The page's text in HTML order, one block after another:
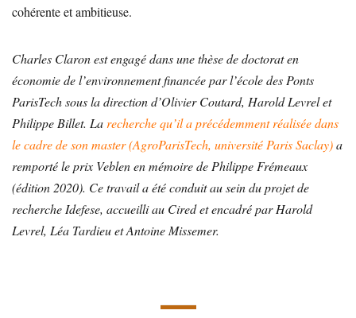
cohérente et ambitieuse.
Charles Claron est engagé dans une thèse de doctorat en
économie de l’environnement financée par l’école des Ponts
ParisTech sous la direction d’Olivier Coutard, Harold Levrel et
Philippe Billet. Larecherche qu’il a précédemment réalisée dans
le cadre de son master (AgroParisTech, université Paris Saclay)a
remporté le prix Veblen en mémoire de Philippe Frémeaux
(édition 2020). Ce travail a été conduit au sein du projet de
recherche Idefese, accueilli au Cired et encadré par Harold
Levrel, Léa Tardieu et Antoine Missemer.